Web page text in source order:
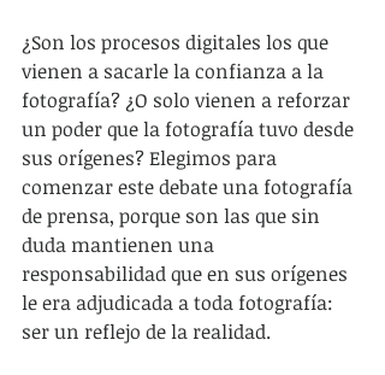
¿Son los procesos digitales los que
vienen a sacarle la confianza a la
fotografía? ¿O solo vienen a reforzar
un poder que la fotografía tuvo desde
sus orígenes? Elegimos para
comenzar este debate una fotografía
de prensa, porque son las que sin
duda mantienen una
responsabilidad que en sus orígenes
le era adjudicada a toda fotografía:
ser un reflejo de la realidad.